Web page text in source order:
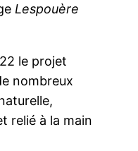
Lespouère
le projet
nombreux
relié à la main